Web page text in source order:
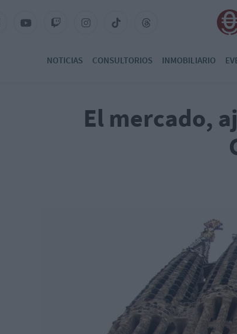
NOTICIAS CONSULTORIOS INMOBILIARIO
El mercado,